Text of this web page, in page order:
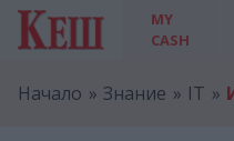
MY
CASH
Начало Знание IT